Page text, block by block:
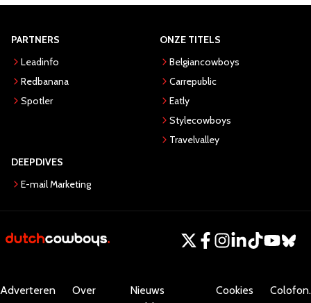
PARTNERS
Leadinfo
Redbanana
Spotler
ONZE TITELS
Belgiancowboys
Carrepublic
Eatly
Stylecowboys
Travelvalley
DEEPDIVES
E-mail Marketing
Adverteren
Over
Nieuws
Cookies Colofon.